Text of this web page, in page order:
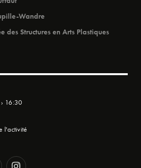
Wandre
des Structures en Arts Plastiques
16:30
l'activité